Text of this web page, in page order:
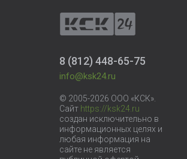
8 (812) 448-65-75
info@ksk24.ru
© 2005-2026 ООО «КСК».
Сайт https://ksk24.ru
создан исключительно в
информационных целях и
любая информация на
сайте не является